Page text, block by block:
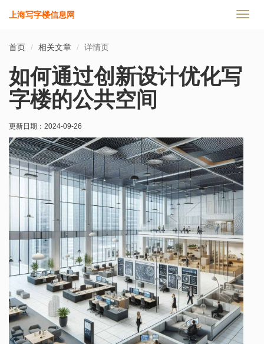
切
上海写字楼信息网
首页 相关文章 详情页
如何通过创新设计优化写
字楼的公共空间
更新日期： 2024-09-26